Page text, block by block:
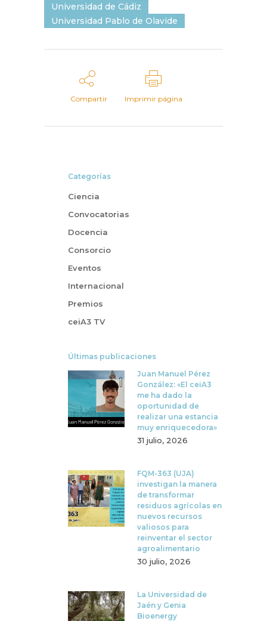
Universidad de Cádiz
Universidad Pablo de Olavide
Compartir Imprimir página
Categorías
Ciencia
Convocatorias
Docencia
Consorcio
Eventos
Internacional
Premios
ceiA3 TV
Últimas publicaciones
Juan Manuel Pérez
González: «El ceiA3
me ha dado la
oportunidad de
realizar una estancia
muy enriquecedora»
31 julio, 2026
FQM-363 (UJA)
investigan la manera
de transformar
residuos agrícolas en
nuevos recursos
valiosos para
reinventar el sector
agroalimentario
30 julio, 2026
La Universidad de
Jaén y Genia
Bioenergy